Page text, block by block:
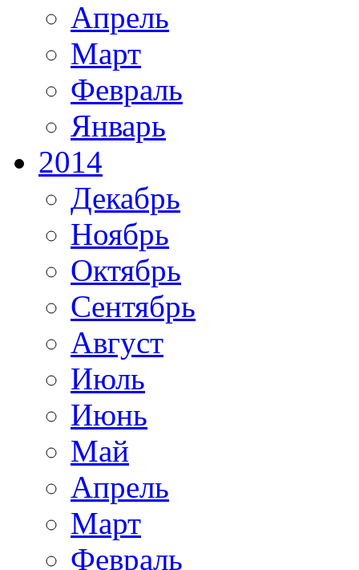
Апрель
Март
Февраль
Январь
2014
Декабрь
Ноябрь
Октябрь
Сентябрь
Август
Июль
Июнь
Май
Апрель
Март
Февраль